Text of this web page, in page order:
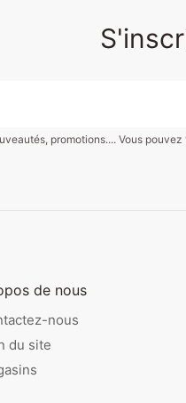
promotions.... Vous
de nous
nous
du site